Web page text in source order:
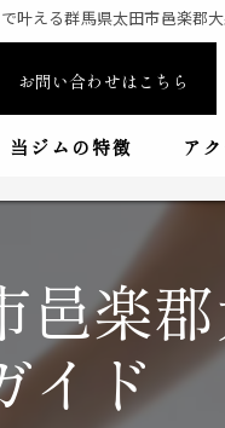
叶える群馬県太田市邑楽郡
お問い合わせはこちら
当ジムの特徴
フィットネス
女性専用
キックボクシング
ア
邑楽
イド